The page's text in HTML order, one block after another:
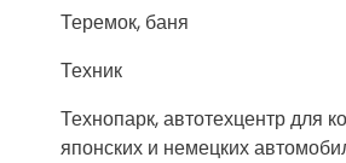
Теремок, баня
Техник
Технопарк, автотехцентр для
японских и немецких